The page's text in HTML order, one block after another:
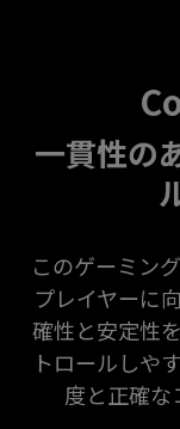
一貫性の
このゲーミン
プレイヤーに
確性と安定性
トロールしや
度と正確な